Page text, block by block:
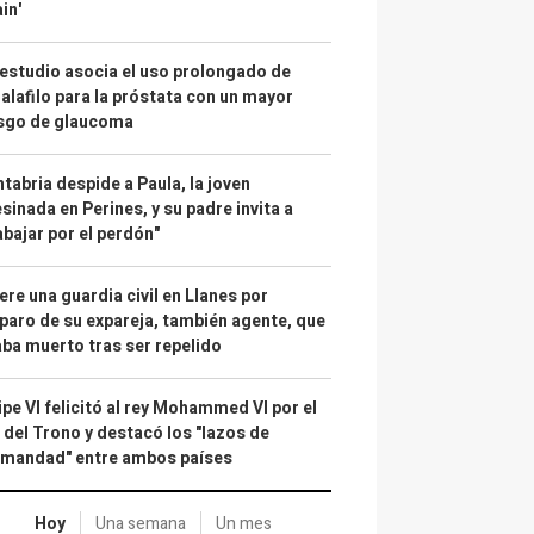
asocia el uso prolongado de
para la próstata con un mayor
de glaucoma
despide a Paula, la joven
en Perines, y su padre invita a
por el perdón"
una guardia civil en Llanes por
de su expareja, también agente, que
muerto tras ser repelido
VI felicitó al rey Mohammed VI por el
del Trono y destacó los "lazos de
entre ambos países
Hoy Una semana Un mes